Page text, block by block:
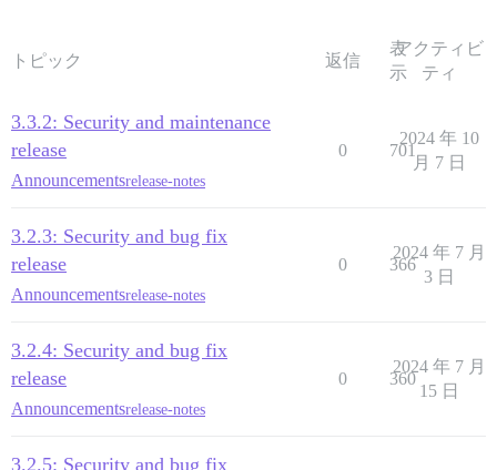
トピック 返信
表
示
アクティビ
ティ
3.3.2: Security and maintenance
release
Announcementsrelease-notes
0 701
2024 年 10
月 7 日
3.2.3: Security and bug fix
release
Announcementsrelease-notes
0 366
2024 年 7 月
3 日
3.2.4: Security and bug fix
release
Announcementsrelease-notes
0 360
2024 年 7 月
15 日
3.2.5: Security and bug fix